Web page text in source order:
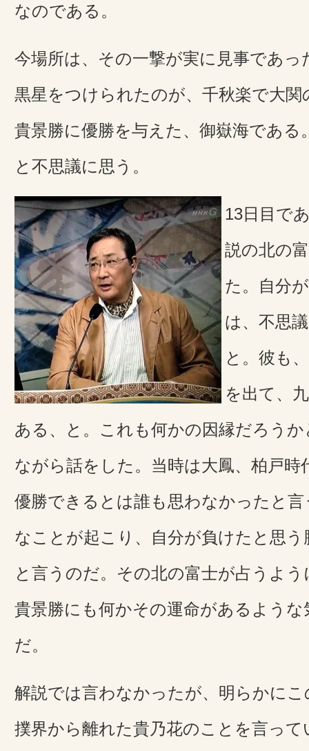
なのである。
今場所は、その一撃が実に見事であ
黒星をつけられたのが、千秋楽で大
貴景勝に優勝を与えた、御嶽海である
と不思議に思う。
13日目で
説の北の
た。自分
は、不思
と。彼も
を出て、
ある、と。これも何かの因縁だろう
ながら話をした。当時は大鳳、柏戸時
優勝できるとは誰も思わなかったと
なことが起こり、自分が負けたと思
と言うのだ。その北の富士が占うよ
貴景勝にも何かその運命があるよう
だ。
解説では言わなかったが、明らかに
撲界から離れた貴乃花のことを言っ